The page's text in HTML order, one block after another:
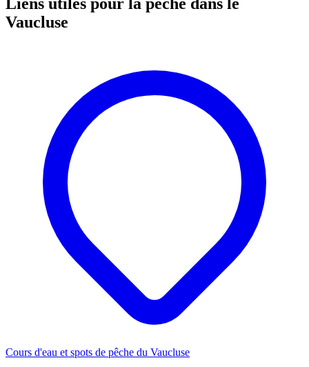
Liens utiles pour la pêche dans le
Vaucluse
Cours d'eau et spots de pêche du Vaucluse